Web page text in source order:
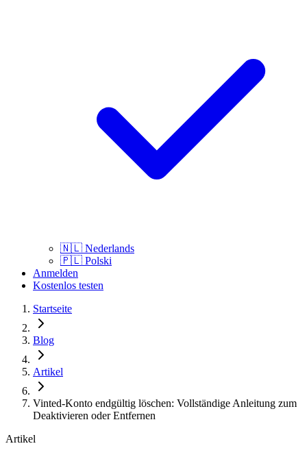
🇳🇱 Nederlands
🇵🇱 Polski
Anmelden
Kostenlos testen
Startseite
Blog
Artikel
Vinted-Konto endgültig löschen: Vollständige Anleitung zum
Deaktivieren oder Entfernen
Artikel